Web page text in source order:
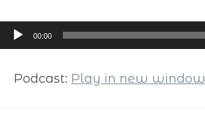
Lecteur
audio
00:00
Podcast: Play in new window